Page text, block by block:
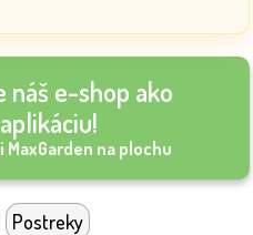
náš e-shop ako
aplikáciu!
MaxGarden na plochu
Postreky